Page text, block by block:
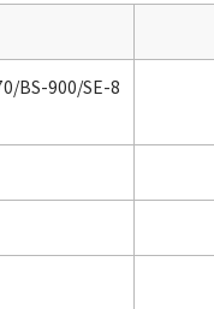
BS-900/SE-8